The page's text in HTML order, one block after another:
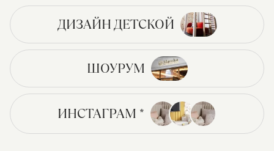
ДИЗАЙН ДЕТСКОЙ
ШОУРУМ
ИНСТАГРАМ *